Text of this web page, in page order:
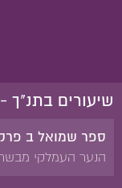
שיעורים
ספר שמואל ב
הנער העמלקי